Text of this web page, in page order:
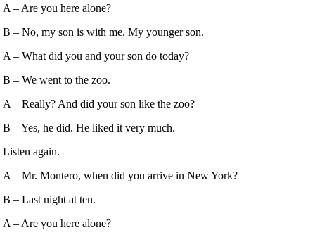
A – Are you here alone?
B – No, my son is with me. My younger son.
A – What did you and your son do today?
B – We went to the zoo.
A – Really? And did your son like the zoo?
B – Yes, he did. He liked it very much.
Listen again.
A – Mr. Montero, when did you arrive in New York?
B – Last night at ten.
A – Are you here alone?